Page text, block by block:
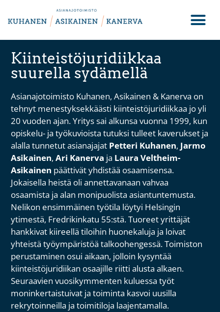
Kiinteistöjuridiikkaa
suurella sydämellä
Asianajotoimisto Kuhanen, Asikainen & Kanerva on
tehnyt menestyksekkäästi kiinteistöjuridiikkaa jo yli
20 vuoden ajan. Yritys sai alkunsa vuonna 1999, kun
opiskelu- ja työkuvioista tutuksi tulleet kaverukset ja
alalla tunnetut asianajajat Petteri Kuhanen, Jarmo
Asikainen,Ari Kanerva ja Laura Veltheim-
Asikainen päättivät yhdistää osaamisensa.
Jokaisella heistä oli annettavanaan vahvaa
osaamista ja alan monipuolista asiantuntemusta.
Nelikon ensimmäinen työtila löytyi Helsingin
ytimestä, Fredrikinkatu 55:stä. Tuoreet yrittäjät
hankkivat kiireellä tiloihin huonekaluja ja loivat
yhteistä työympäristöä talkoohengessä.Toimiston
perustaminen osui aikaan, jolloin kysyntää
kiinteistöjuridiikan osaajille riitti alusta alkaen.
Seuraavien vuosikymmenten kuluessa työt
moninkertaistuivat ja toiminta kasvoi uusilla
rekrytoinneilla ja toimitiloja laajentamalla.